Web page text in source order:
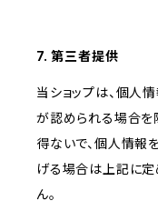
7. 第三者提供
当ショップは、個人
が認められる場合を
得ないで、個人情報
げる場合は上記に
ん。